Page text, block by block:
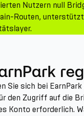
Nutzern null
Routen,
Sie sich bei EarnPark
den Zugriff auf die
Konto erforderlich.